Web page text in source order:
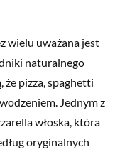
wielu uważana jest
naturalnego
że pizza, spaghetti
Jednym z
włoska, która
oryginalnych